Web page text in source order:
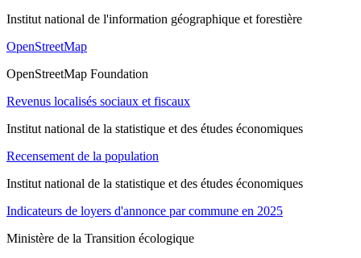
Institut national de l'information géographique et forestière
OpenStreetMap
OpenStreetMap Foundation
Revenus localisés sociaux et fiscaux
Institut national de la statistique et des études économiques
Recensement de la population
Institut national de la statistique et des études économiques
Indicateurs de loyers d'annonce par commune en 2025
Ministère de la Transition écologique